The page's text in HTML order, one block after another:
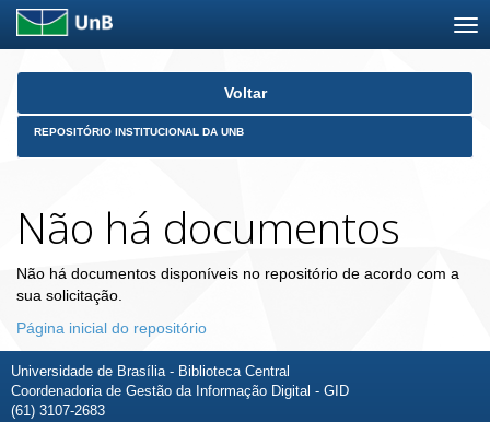
Skip
Voltar
REPOSITÓRIO INSTITUCIONAL DA UNB
Não há documentos
Não há documentos disponíveis no repositório de acordo com a
sua solicitação.
Página inicial do repositório
Universidade de Brasília - Biblioteca Central
Coordenadoria de Gestão da Informação Digital - GID
(61) 3107-2683